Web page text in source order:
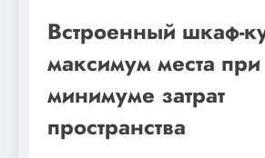
Встроенный шкаф-
максимум места при
минимуме затрат
пространства